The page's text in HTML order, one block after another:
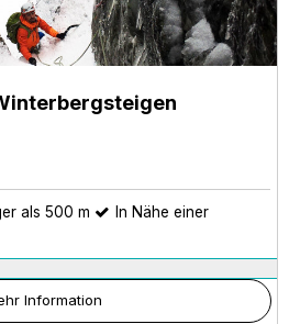
als 500 m
In Nähe einer
Information